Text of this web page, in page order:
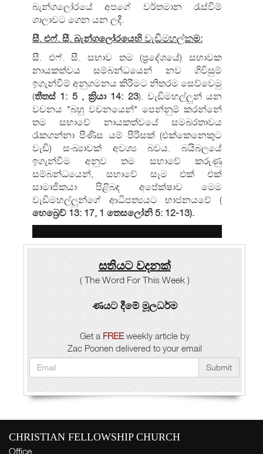
බැන්ගලෝරයේ අපගේ වර්තමාන රැස්වීම්
ශාලාවට ගෙන යන ලදී.
සී. එෆ්. සී. බැන්ගලෝරයෙහි වැඩිමහල්කම:
සී. එෆ්. සී. සභාව තම (ප්‍රදේශයේ) සභාවක
නායකත්වය සම්බන්ධයෙන් නව ගිවිසුම්
ඉගැන්වීම් අනුගමනය කිරීමට නිතරම සෙව්වෙමු
(තීතස් 1: 5 , ක්‍රියා 14: 23). වැඩිමහල්ලුන් යන
වචනය "බහු වචනයෙන්" පෙන්නුම් කරන්නේ
තම සභාවේ නායකත්වයේ සමබරතාවය
රැකගන්නා පිණිස යම් පිරිසක් (එක්කෙනෙකුට
වැඩි) සංඛ්‍යාවක් අවශ්‍ය බවය. බයිබලයේ
ඉගැන්වීම අනුව තම සභාවේ කරුණු
සම්බන්ධයෙන්, සභාවේ සෑම එක් එක්
සාමාජිකයා පිළිබඳ අපේක්ෂාව මෙම
වැඩිමහල්ලුන්ගේ ආධිපත්‍යයට භාජනයවේ (
හෙබ්‍රෙව් 13: 17, 1 තෙසලෝනි 5: 12-13).
සතියට වදනක්
( The Word For This Week )
ණයට දීමේ මූලධර්ම
Get a FREEweekly article by
Zac Poonen delivered to your email
Submit
CHRISTIAN FELLOWSHIP CHURCH
Office